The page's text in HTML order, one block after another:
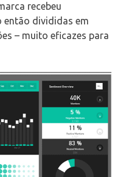
recebeu
então divididas em
– muito eficazes para